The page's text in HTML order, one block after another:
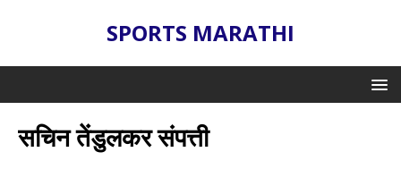
SPORTS MARATHI
सचिन तेंडुलकर संपत्ती